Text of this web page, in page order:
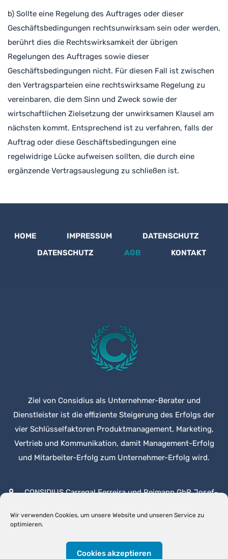
Wir verwenden Cookies, um unsere Website und unseren Service zu
optimieren.
Cookies akzeptieren
b) Sollte eine Regelung des Auftrages oder dieser
Geschäftsbedingungen rechtsunwirksam sein oder werden,
berührt dies die Rechtswirksamkeit der übrigen
Regelungen des Auftrages sowie dieser
Geschäftsbedingungen nicht. Für diesen Fall ist zwischen
den Vertragsparteien eine rechtswirksame Regelung zu
vereinbaren, die dem Sinn und Zweck sowie der
wirtschaftlichen Zielsetzung der unwirksamen Klausel am
nächsten kommt. Entsprechend ist zu verfahren, falls der
Auftrag oder diese Geschäftsbedingungen eine
regelwidrige Lücke aufweisen sollten, die durch eine
ergänzende Vertragsauslegung zu schließen ist.
HOME IMPRESSUM
DATENSCHUTZ
DATENSCHUTZ
AGB KONTAKT
Ziel von Considius als Unternehmer-Berater und
Dienstleister ist die effiziente Steigerung des Erfolgs der
vier Schlüsselfaktoren Produktmanagement, Marketing,
Vertrieb und Kommunikation, damit Management-Erfolg
und Mitarbeiter-Erfolg zum Unternehmer-Erfolg wird.
CONSIDIUS Carregal Ferreira und Reimann GbR Josef-
E-Mail: info@considius.de